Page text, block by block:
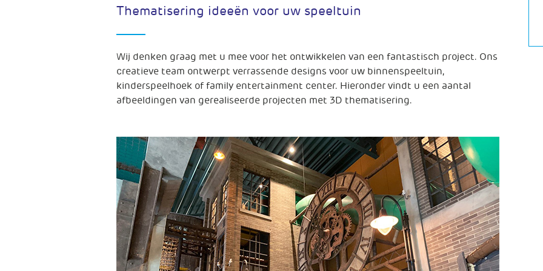
Thematisering ideeën voor uw speeltuin
Wij denken graag met u mee voor het ontwikkelen van een fantastisch project. Ons
creatieve team ontwerpt verrassende designs voor uw binnenspeeltuin,
kinderspeelhoek of family entertainment center. Hieronder vindt u een aantal
afbeeldingen van gerealiseerde projecten met 3D thematisering.